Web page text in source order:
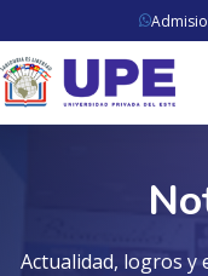
Actualidad, logros y